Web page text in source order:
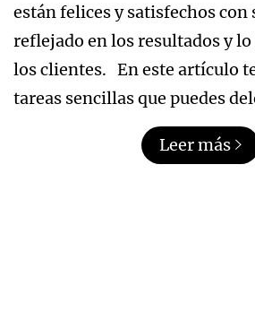
están felices y satisfechos con
reflejado en los resultados y
los clientes. En este artículo
tareas sencillas que puedes
Leer más